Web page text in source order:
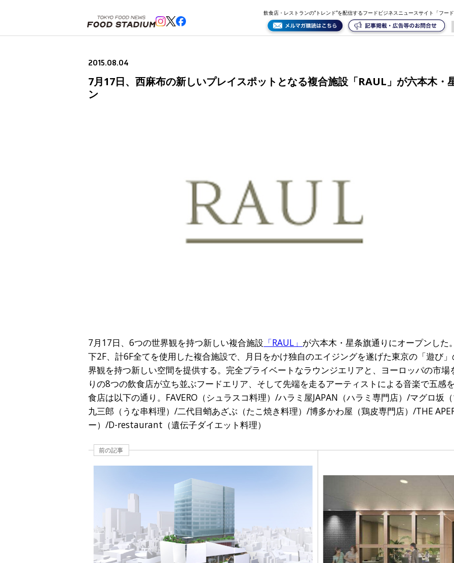
飲食店・レストランの“トレンド”を配信するフードビジネスニュースサイト「フー
2015.08.04
7月17日、西麻布の新しいプレイスポットとなる複合施設「RAUL」が六本木・
ン
7月17日、6つの世界観を持つ新しい複合施設 「RAUL」 が六本木・星条旗通りにオープンした
下2F、計6F全てを使用した複合施設で、月日をかけ独自のエイジングを遂げた東京の「遊び
界観を持つ新しい空間を提供する。完全プライベートなラウンジエリアと、ヨーロッパの市
りの8つの飲食店が立ち並ぶフードエリア、そして先端を走るアーティストによる音楽で五感
食店は以下の通り。FAVERO（シュラスコ料理）/ハラミ屋JAPAN（ハラミ専門店）/マグロ坂
九三郎（うな串料理）/二代目蛸あざぶ（たこ焼き料理）/博多かわ屋（鶏皮専門店）/THE
ー）/D-restaurant（遺伝子ダイエット料理）
前の記事